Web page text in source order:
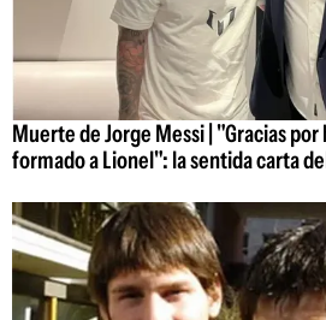
Muerte de Jorge Messi | "Gracias
formado a Lionel": la sentida carta